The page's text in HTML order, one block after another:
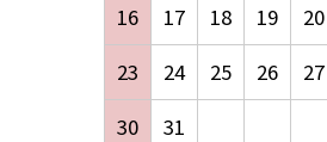
16
17 18 19 20
23
24 25 26 27
30
31